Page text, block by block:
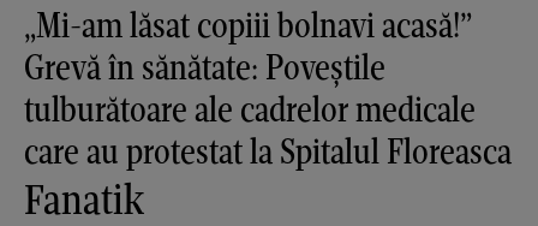
„Mi-am lăsat copiii bolnavi acasă!”
Grevă în sănătate: Poveștile
tulburătoare ale cadrelor medicale
care au protestat la Spitalul Floreasca
Fanatik